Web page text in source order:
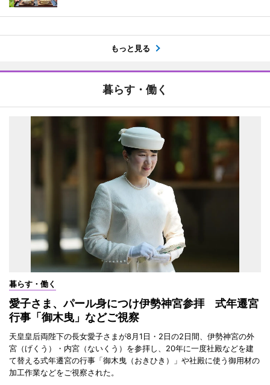
もっと見る
暮らす・働く
暮らす・働く
愛子さま、パール身につけ伊勢神宮参拝 式年遷宮
行事「御木曳」などご視察
天皇皇后両陛下の長女愛子さまが8月1日・2日の2日間、伊勢神宮の外
宮（げくう）・内宮（ないくう）を参拝し、20年に一度社殿などを建
て替える式年遷宮の行事「御木曳（おきひき）」や社殿に使う御用材の
加工作業などをご視察された。